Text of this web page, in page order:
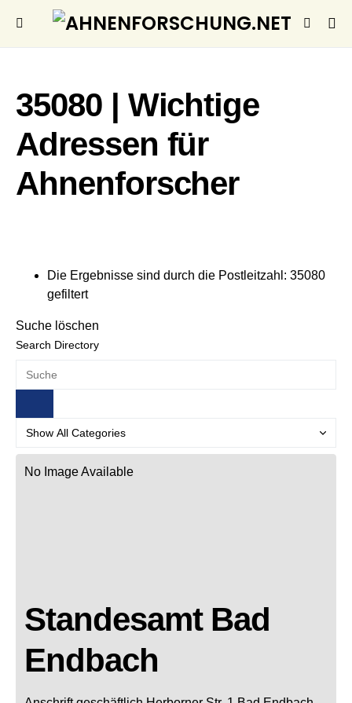
35080 | Wichtige
Adressen für
Ahnenforscher
Die Ergebnisse sind durch die Postleitzahl: 35080
gefiltert
Suche löschen
Search Directory
No Image Available
Standesamt Bad
Endbach